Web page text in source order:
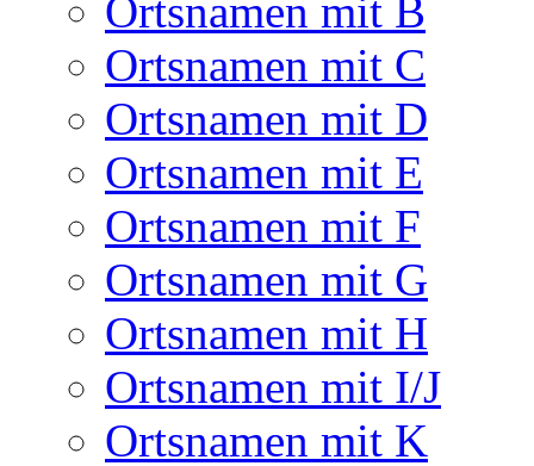
Ortsnamen mit B
Ortsnamen mit C
Ortsnamen mit D
Ortsnamen mit E
Ortsnamen mit F
Ortsnamen mit G
Ortsnamen mit H
Ortsnamen mit I/J
Ortsnamen mit K